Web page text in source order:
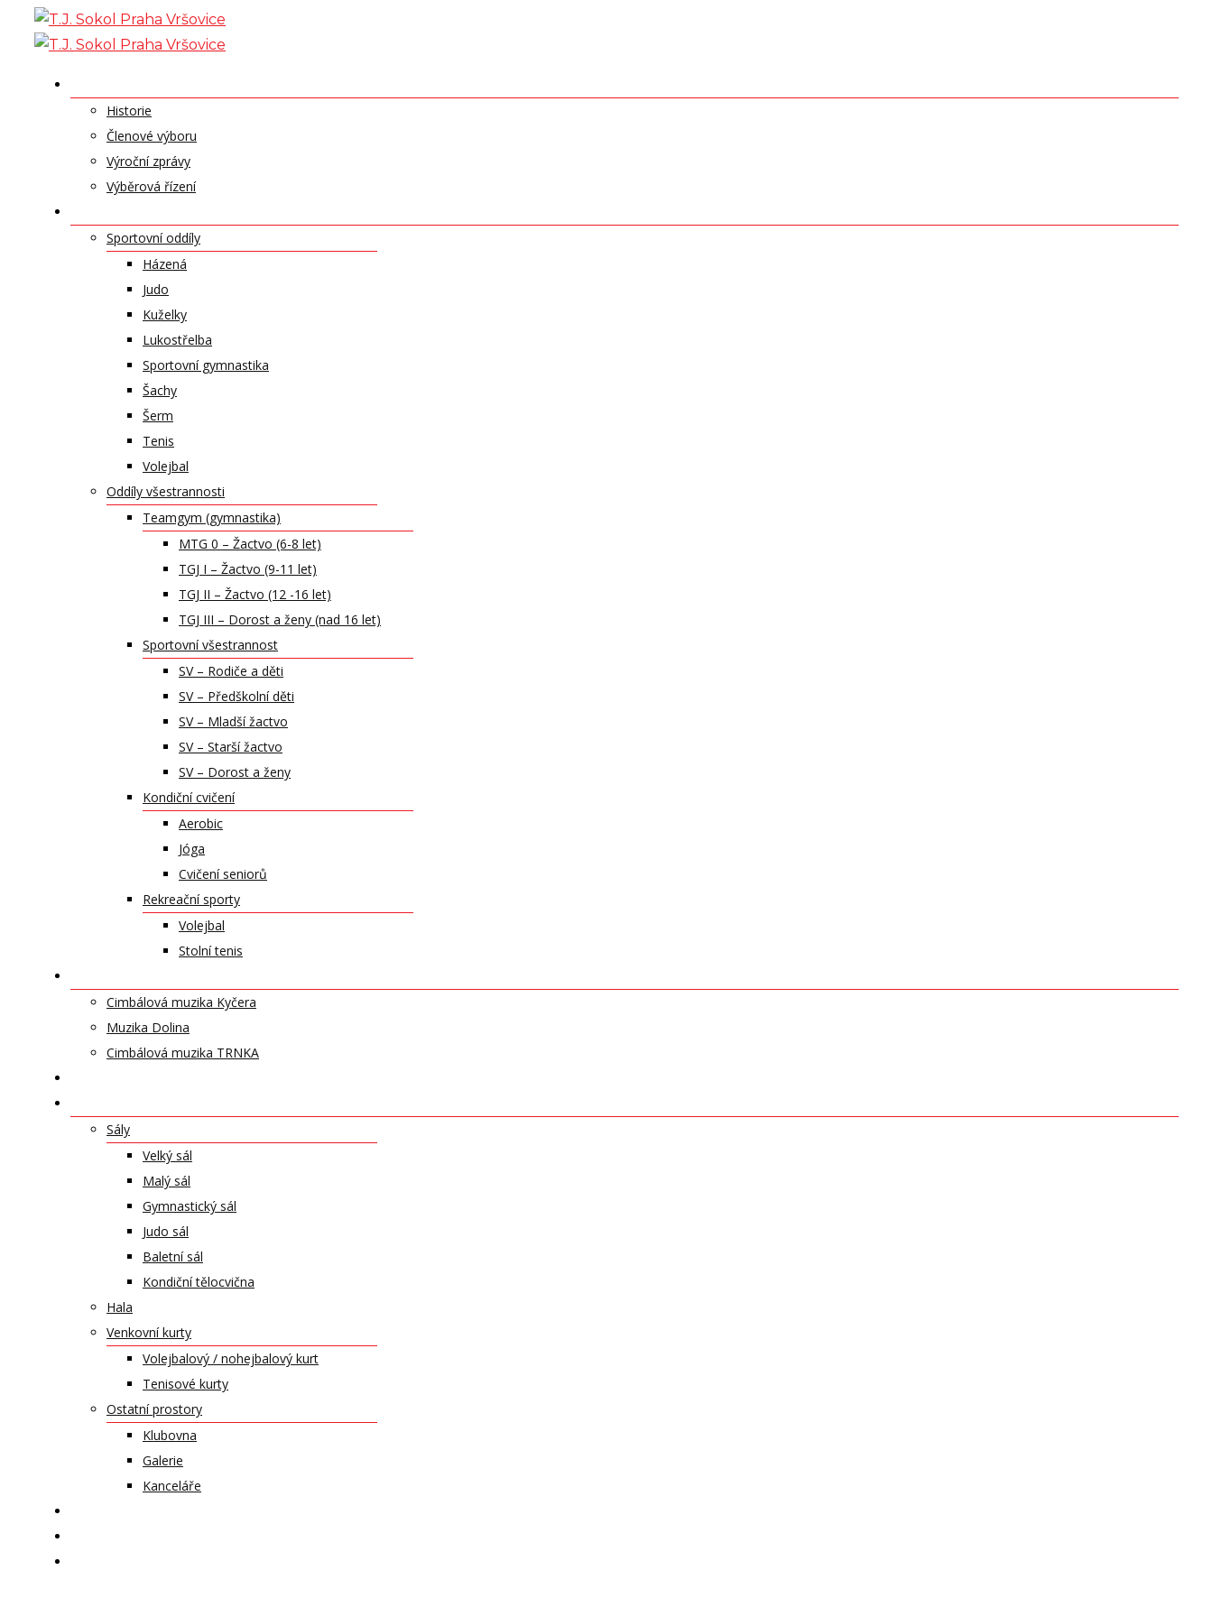
Skip
Historie
Členové výboru
Výroční zprávy
Výběrová řízení
Sportovní oddíly
Házená
Judo
Kuželky
Lukostřelba
Sportovní gymnastika
Šachy
Šerm
Tenis
Volejbal
Oddíly všestrannosti
Teamgym (gymnastika)
MTG 0 – Žactvo (6-8 let)
TGJ I – Žactvo (9-11 let)
TGJ II – Žactvo (12 -16 let)
TGJ III – Dorost a ženy (nad 16 let)
Sportovní všestrannost
SV – Rodiče a děti
SV – Předškolní děti
SV – Mladší žactvo
SV – Starší žactvo
SV – Dorost a ženy
Kondiční cvičení
Aerobic
Jóga
Cvičení seniorů
Rekreační sporty
Volejbal
Stolní tenis
Cimbálová muzika Kyčera
Muzika Dolina
Cimbálová muzika TRNKA
Sály
Velký sál
Malý sál
Gymnastický sál
Judo sál
Baletní sál
Kondiční tělocvična
Hala
Venkovní kurty
Volejbalový / nohejbalový kurt
Tenisové kurty
Ostatní prostory
Klubovna
Galerie
Kanceláře